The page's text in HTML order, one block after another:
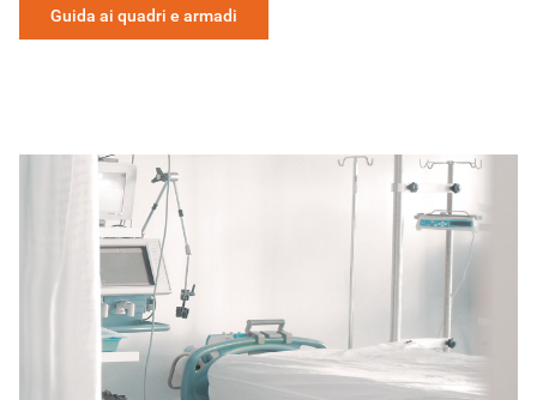
Guida ai quadri e armadi